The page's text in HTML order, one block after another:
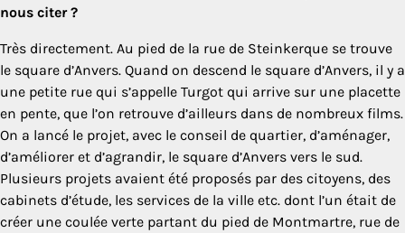
nous citer ?
Très directement. Au pied de la rue de Steinkerque se trouve
le square d’Anvers. Quand on descend le square d’Anvers, il y a
une petite rue qui s’appelle Turgot qui arrive sur une placette
en pente, que l’on retrouve d’ailleurs dans de nombreux films.
On a lancé le projet, avec le conseil de quartier, d’aménager,
d’améliorer et d’agrandir, le square d’Anvers vers le sud.
Plusieurs projets avaient été proposés par des citoyens, des
cabinets d’étude, les services de la ville etc. dont l’un était de
créer une coulée verte partant du pied de Montmartre, rue de